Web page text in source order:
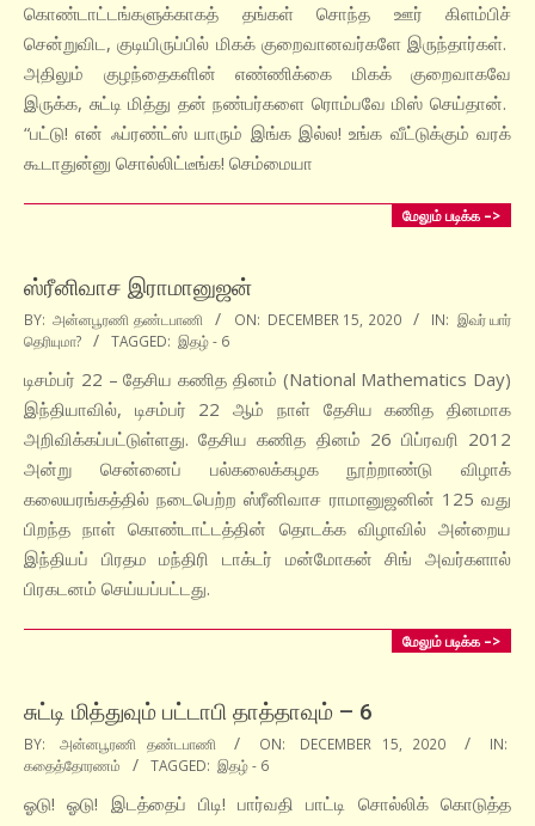
கொண்டாட்டங்களுக்காகத் தங்கள் சொந்த ஊர் கிளம்பிச்
சென்றுவிட, குடியிருப்பில் மிகக் குறைவானவர்களே இருந்தார்கள்.
அதிலும் குழந்தைகளின் எண்ணிக்கை மிகக் குறைவாகவே
இருக்க, சுட்டி மித்து தன் நண்பர்களை ரொம்பவே மிஸ் செய்தான்.
“பட்டு! என் ஃப்ரண்ட்ஸ் யாரும் இங்க இல்ல! உங்க வீட்டுக்கும் வரக்
கூடாதுன்னு சொல்லிட்டீங்க! செம்மையா
மேலும் படிக்க –>
ஸ்ரீனிவாச இராமானுஜன்
2020-
12-
15
BY: அன்னபூரணி தண்டபாணி ON: DECEMBER 15, 2020 IN: இவர் யார்
தெரியுமா?
TAGGED: இதழ் - 6
டிசம்பர் 22 – தேசிய கணித தினம் (National Mathematics Day)
இந்தியாவில், டிசம்பர் 22 ஆம் நாள் தேசிய கணித தினமாக
அறிவிக்கப்பட்டுள்ளது. தேசிய கணித தினம் 26 பிப்ரவரி 2012
அன்று சென்னைப் பல்கலைக்கழக நூற்றாண்டு விழாக்
கலையரங்கத்தில் நடைபெற்ற ஸ்ரீனிவாச ராமானுஜனின் 125 வது
பிறந்த நாள் கொண்டாட்டத்தின் தொடக்க விழாவில் அன்றைய
இந்தியப் பிரதம மந்திரி டாக்டர் மன்மோகன் சிங் அவர்களால்
பிரகடனம் செய்யப்பட்டது.
மேலும் படிக்க –>
சுட்டி மித்துவும் பட்டாபி தாத்தாவும் – 6
2020-
12-
15
BY: அன்னபூரணி தண்டபாணி ON: DECEMBER 15, 2020
IN:
கதைத்தோரணம்
TAGGED: இதழ் - 6
ஓடு! ஓடு! இடத்தைப் பிடி! பார்வதி பாட்டி சொல்லிக் கொடுத்த